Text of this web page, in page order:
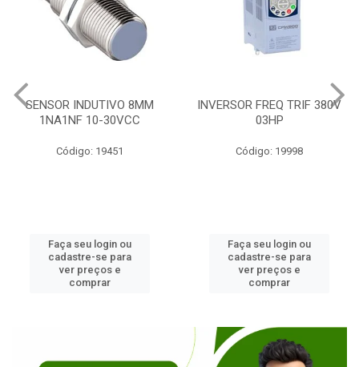
SENSOR INDUTIVO 8MM
1NA1NF 10-30VCC
Código: 19451
Faça seu login ou
cadastre-se para
ver preços e
comprar
INVERSOR FREQ TRIF 380V
03HP
Código: 19998
Faça seu login ou
cadastre-se para
ver preços e
comprar